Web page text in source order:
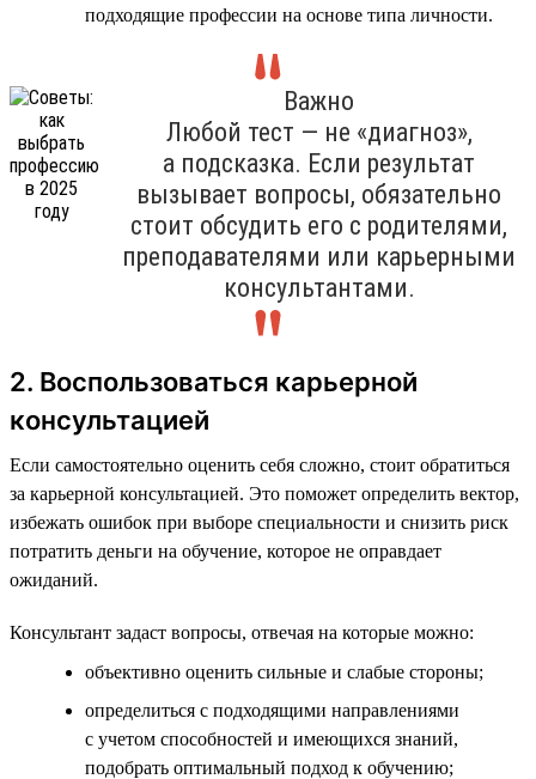
подходящие профессии на основе типа личности.
Важно
Любой тест — не «диагноз»,
а подсказка. Если результат
вызывает вопросы, обязательно
стоит обсудить его с родителями,
преподавателями или карьерными
консультантами.
2. Воспользоваться карьерной
консультацией
Если самостоятельно оценить себя сложно, стоит обратиться
за карьерной консультацией. Это поможет определить вектор,
избежать ошибок при выборе специальности и снизить риск
потратить деньги на обучение, которое не оправдает
ожиданий.
Консультант задаст вопросы, отвечая на которые можно:
объективно оценить сильные и слабые стороны;
определиться с подходящими направлениями
с учетом способностей и имеющихся знаний,
подобрать оптимальный подход к обучению;